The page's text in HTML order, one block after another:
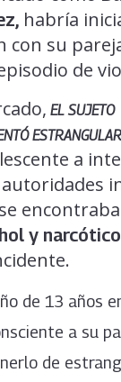
habría
con su
de
EL SUJETO
a
encontraba
y
de 13 años
a su
de